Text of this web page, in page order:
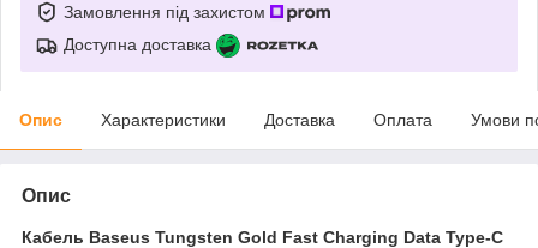
Замовлення під захистом
Доступна доставка
Опис Характеристики Доставка Оплата Умови
Опис
Кабель Baseus Tungsten Gold Fast Charging Data Type-C